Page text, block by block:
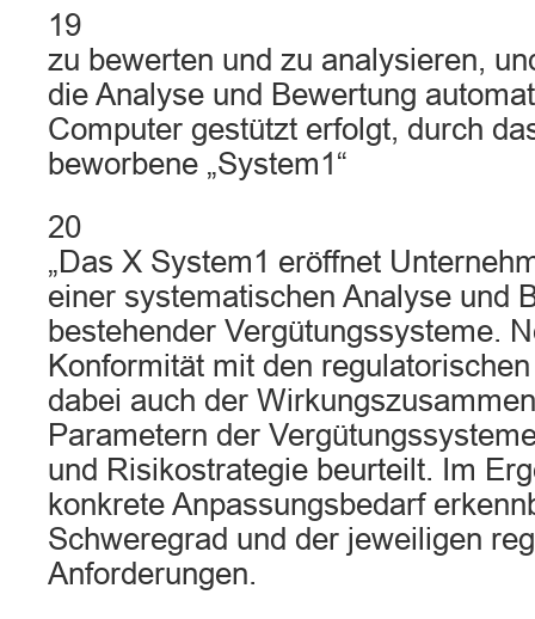
19
zu bewerten und zu analysieren,
die Analyse und Bewertung
Computer gestützt erfolgt, durch
beworbene „System1“
20
„Das X System1 eröffnet
einer systematischen Analyse und
bestehender Vergütungssysteme.
Konformität mit den
dabei auch der
Parametern der
und Risikostrategie beurteilt. Im
konkrete Anpassungsbedarf
Schweregrad und der jeweiligen
Anforderungen.